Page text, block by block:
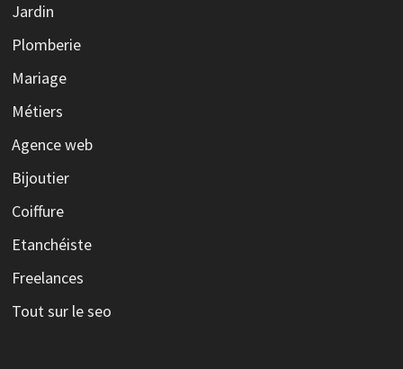
Jardin
Plomberie
Mariage
Métiers
Agence web
Bijoutier
Coiffure
Etanchéiste
Freelances
Tout sur le seo